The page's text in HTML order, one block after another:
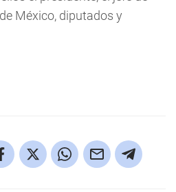
México, diputados y